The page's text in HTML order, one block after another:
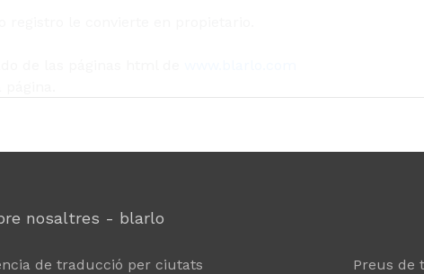
le convierte en propietario.
de las páginas html de
nosaltres - blarlo
de traducció per ciutats
Preus de